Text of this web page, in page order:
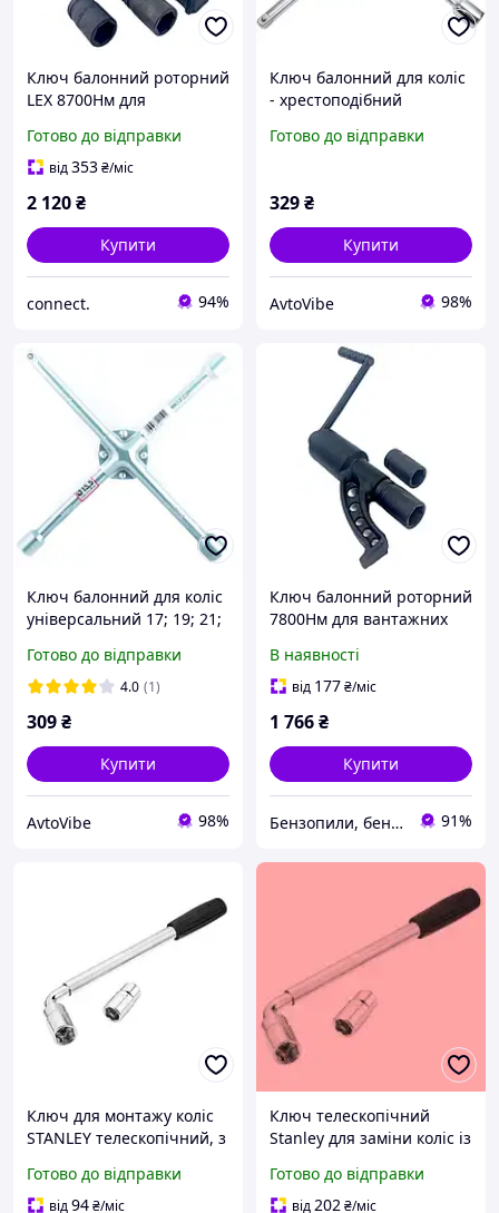
Ключ балонний роторний
LEX 8700Нм для
(XT005)
Готово до відправки
від353₴/міс
2 120₴
Купити
connect. 94%
Ключ балонний для коліс
- хрестоподібний
центральною пластиною
Готово до відправки
329₴
Купити
AvtoVibe 98%
Ключ балонний для коліс
універсальний 17; 19; 21;
з центральною
пластиною CarLife
Готово до відправки
4.0 (1)
309₴
Купити
AvtoVibe 98%
Ключ балонний роторний
7800Нм для вантажних
В наявності
від 177₴/міс
1 766₴
Купити
Бензопили, бензокоси, перфоратори, дрилі, лобзики, фени промислові 91%
Ключ для монтажу коліс
STANLEY телескопічний, з
0)
Готово до відправки
від94₴/міс
Ключ телескопічний
Stanley для заміни коліс із
для автосервісів
Готово до відправки
від202₴/міс